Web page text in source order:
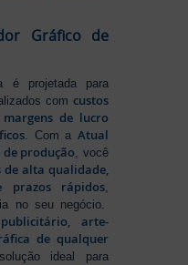
Gráfico de
é projetada para
com custos
margens de lucro
. Com a Atual
produção , você
de alta qualidade,
prazos rápidos,
no seu negócio.
arte-
de qualquer
ideal para